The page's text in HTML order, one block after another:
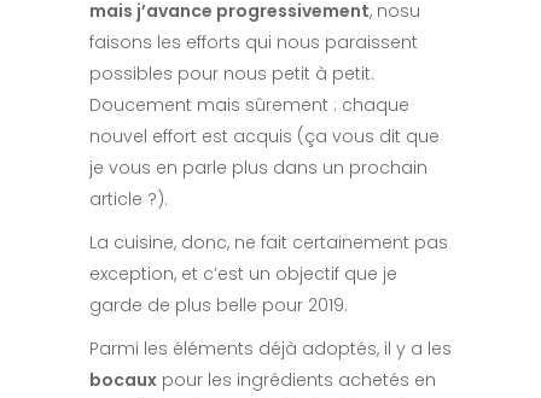
mais j’avance progressivement, nosu
faisons les efforts qui nous paraissent
possibles pour nous petit à petit.
Doucement mais sûrement : chaque
nouvel effort est acquis (ça vous dit que
je vous en parle plus dans un prochain
article ?).
La cuisine, donc, ne fait certainement pas
exception, et c’est un objectif que je
garde de plus belle pour 2019.
Parmi les éléments déjà adoptés, il y a les
bocaux pour les ingrédients achetés en